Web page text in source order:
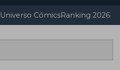
Universo CómicsRanking 2026